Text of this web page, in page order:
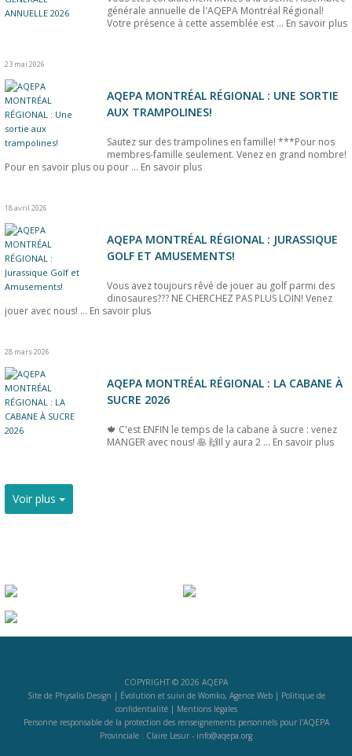
générale annuelle de l'AQEPA Montréal Régional!
Votre présence à cette assemblée est ... En savoir plus
23 mai 2026
AQEPA MONTRÉAL RÉGIONAL : UNE SORTIE
AUX TRAMPOLINES!
Sautez sur des trampolines en famille! ***Pour nos
membres-famille seulement. Venez en grand nombre!
Pour en savoir plus ou pour ... En savoir plus
18 avril 2026
AQEPA MONTRÉAL RÉGIONAL : JURASSIQUE
GOLF ET AMUSEMENTS!
Vous avez toujours rêvé de jouer au golf parmi des
dinosaures??? NE CHERCHEZ PAS PLUS LOIN! Venez
jouer avec nous! ... En savoir plus
28 mars 2026
AQEPA MONTRÉAL RÉGIONAL : LA CABANE À
SUCRE 2026
🍁 C'est ENFIN le temps de la cabane à sucre : venez
MANGER avec nous! 🥞 🙌Il y aura 2 ... En savoir plus
Voir plus
COPYRIGHT © 2026 AQEPA
Site de Physalis Design | Évolution et suivi de Womko, Agence Web| Politique de
confidentialité| Mentions légales
Personne responsable de la protection des renseignements personnels pour l'AQEPA
Provinciale : Claire Lesur - info@aqepa.org